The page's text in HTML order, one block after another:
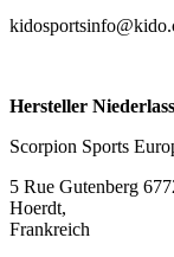
Hersteller
Scorpion Sports
5 Rue Gutenberg
Hoerdt,
Frankreich